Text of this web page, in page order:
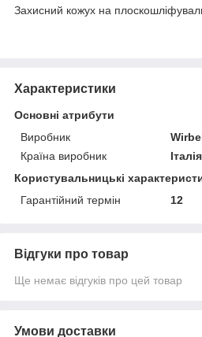
Захисний кожух на
Характеристики
Основні атрибути
Виробник
Країна виробник
Італія
Користувальницькі
Гарантійний термін
12
Відгуки про товар
Ще немає відгуків про цей товар
Умови доставки